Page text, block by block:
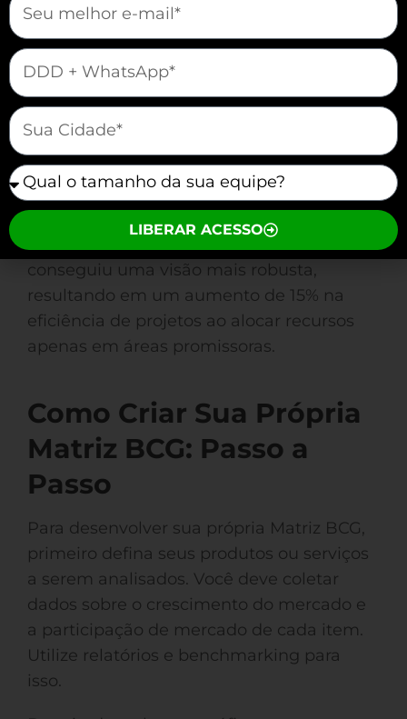
do mercado. As análises trimestrais
garantem que sua empresa reaja e
antecipe oportunidades, em vez de
apenas reagir. Além disso, integrar a
Por exemplo, aocombinar a Matriz
BCG com a análise SWOT
Construtora Bello, em Belo Horizonte,
conseguiu uma visão mais robusta,
resultando em um aumento de 15% na
eficiência de projetos ao alocar recursos
apenas em áreas promissoras.
Como Criar Sua Própria
Matriz BCG: Passo a
Passo
Para desenvolver sua própria Matriz BCG,
primeiro defina seus produtos ou serviços
a serem analisados. Você deve coletar
dados sobre o crescimento do mercado e
a participação de mercado de cada item.
Utilize relatórios e benchmarking para
isso.
mauticform[telefone]
mauticform[cidade]
mauticform[equipe]
LIBERAR ACESSO